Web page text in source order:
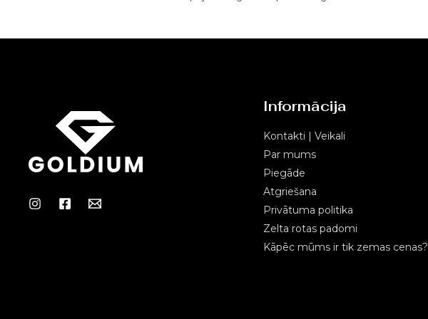
Informācija
Kontakti | Veikali
Par mums
Piegāde
Atgriešana
Privātuma politika
Zelta rotas padomi
Kāpēc mūms ir tik zemas cenas?